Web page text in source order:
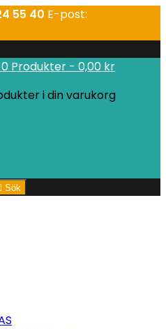
55 40 E-post:
0 Produkter - 0,00 kr
i din varukorg
Sök